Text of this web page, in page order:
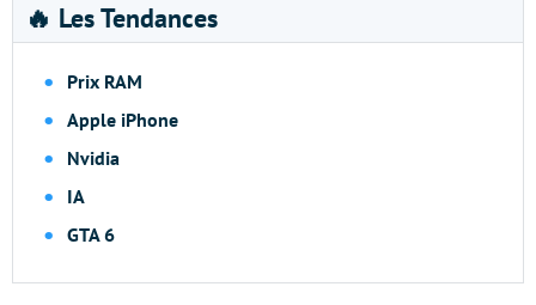
🔥 Les Tendances
Prix RAM
Apple iPhone
Nvidia
IA
GTA 6